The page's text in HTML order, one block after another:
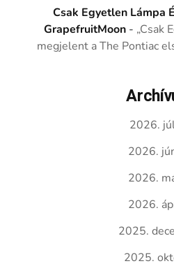
Csak Egyetlen Lámpa
GrapefruitMoon - „Csak
megjelent a The Pontiac
2026.
2026.
2026.
2026.
2025.
2025.